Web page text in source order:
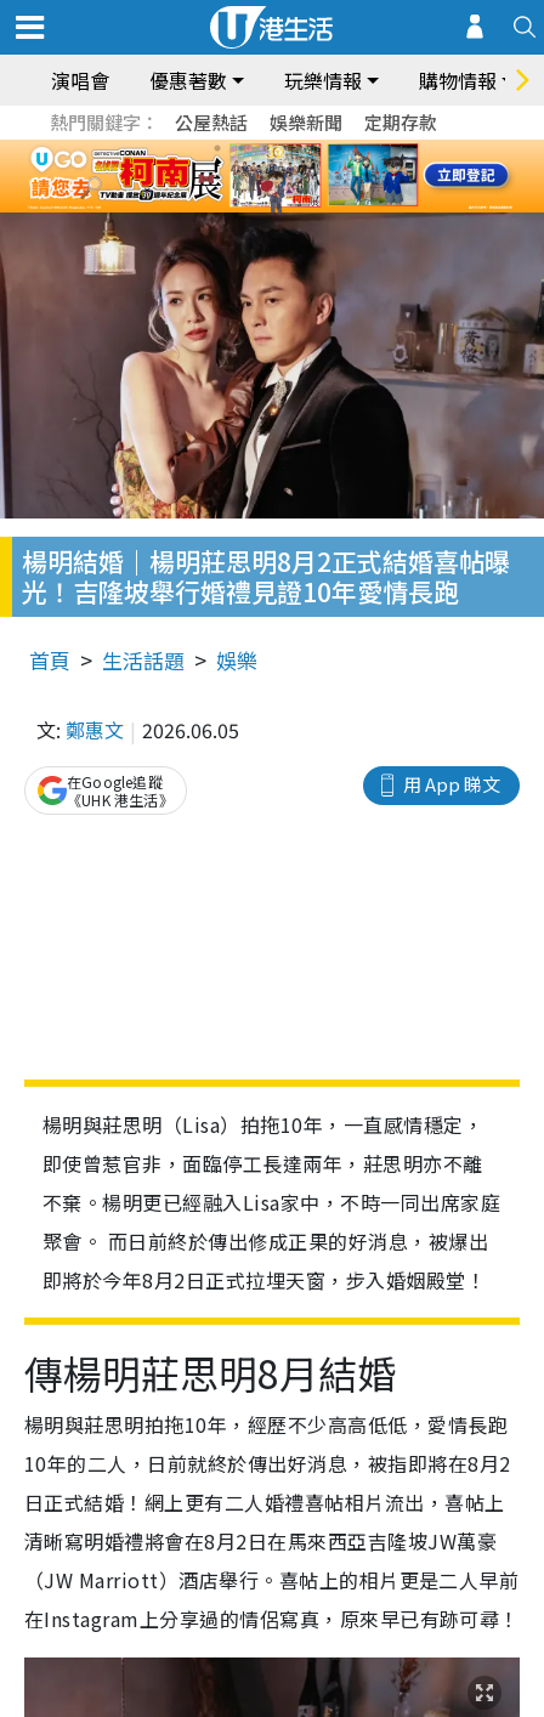
演唱會 優惠著數 玩樂情報 購物情報
熱門關鍵字： 公屋熱話 娛樂新聞 定期存款
楊明結婚｜楊明莊思明8月2正式結婚喜帖曝
光！吉隆坡舉行婚禮見證10年愛情長跑
首頁 生活話題 娛樂
文: 鄭惠文 2026.06.05
用 App 睇文
在Google追蹤
《UHK 港生活》
楊明與莊思明（Lisa）拍拖10年，一直感情穩定，
即使曾惹官非，面臨停工長達兩年，莊思明亦不離
不棄。楊明更已經融入Lisa家中，不時一同出席家庭
聚會。 而日前終於傳出修成正果的好消息，被爆出
即將於今年8月2日正式拉埋天窗，步入婚姻殿堂！
傳楊明莊思明8月結婚
楊明與莊思明拍拖10年，經歷不少高高低低，愛情長跑
10年的二人，日前就終於傳出好消息，被指即將在8月2
日正式結婚！網上更有二人婚禮喜帖相片流出，喜帖上
清晰寫明婚禮將會在8月2日在馬來西亞吉隆坡JW萬豪
（JW Marriott）酒店舉行。喜帖上的相片更是二人早前
在Instagram上分享過的情侶寫真，原來早已有跡可尋！